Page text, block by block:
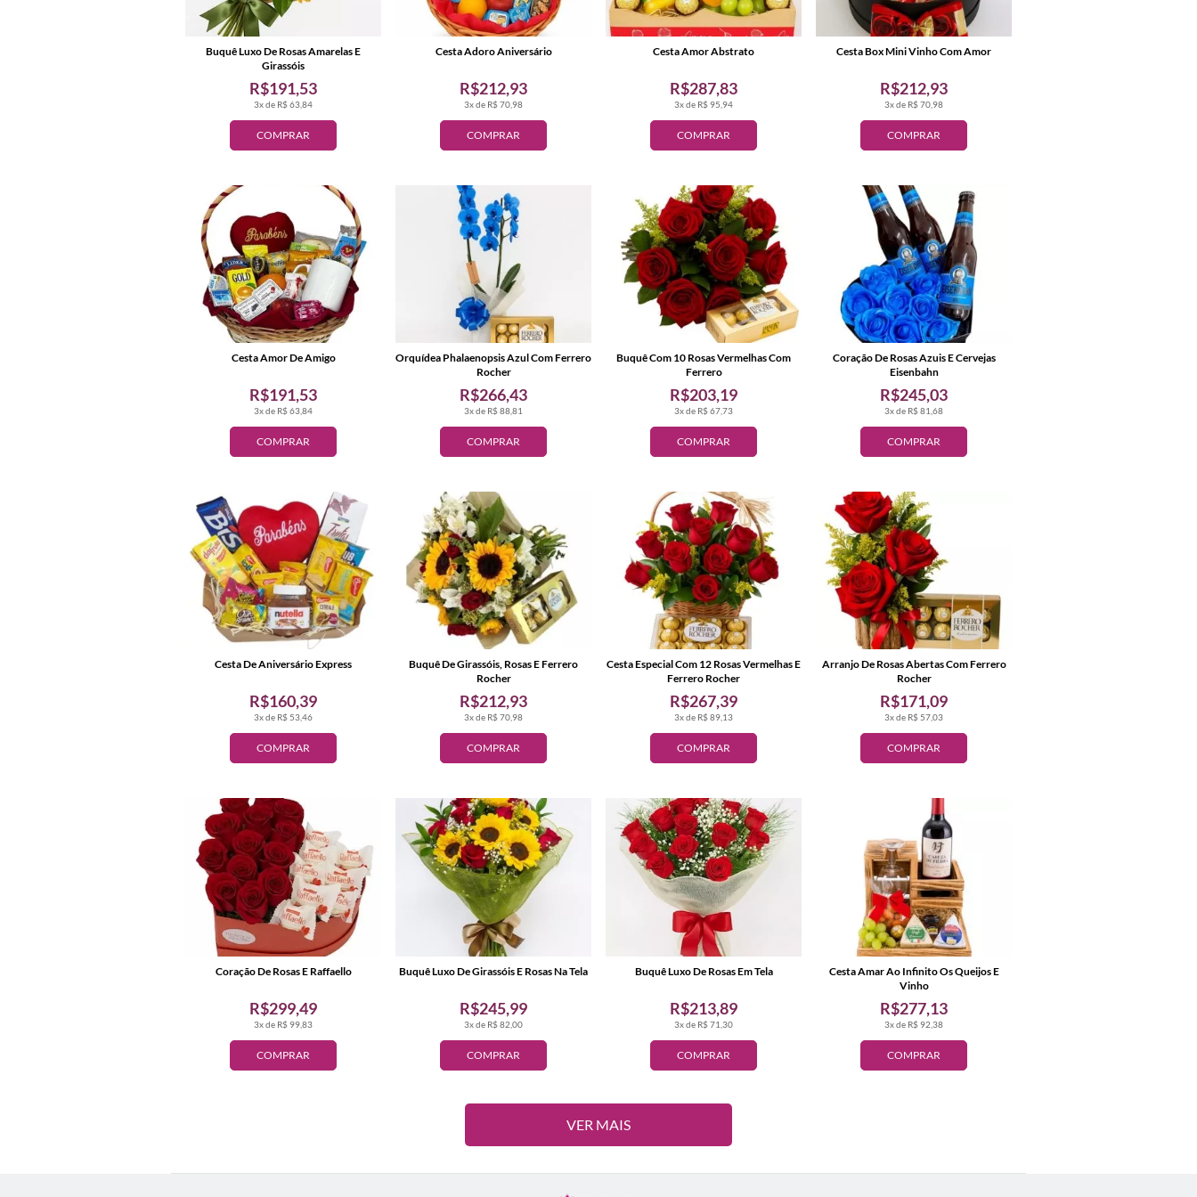
COMPRAR
3x de R$ 63,84
R$191,53
Buquê Luxo De Rosas Amarelas E
Girassóis
COMPRAR
3x de R$ 70,98
R$212,93
Cesta Adoro Aniversário
COMPRAR
3x de R$ 95,94
R$287,83
Cesta Amor Abstrato
COMPRAR
3x de R$ 70,98
R$212,93
Cesta Box Mini Vinho Com Amor
COMPRAR
3x de R$ 63,84
R$191,53
Cesta Amor De Amigo
COMPRAR
3x de R$ 88,81
R$266,43
Orquídea Phalaenopsis Azul Com Ferrero
Rocher
COMPRAR
3x de R$ 67,73
R$203,19
Buquê Com 10 Rosas Vermelhas Com
Ferrero
COMPRAR
3x de R$ 81,68
R$245,03
Coração De Rosas Azuis E Cervejas
Eisenbahn
COMPRAR
3x de R$ 53,46
R$160,39
Cesta De Aniversário Express
COMPRAR
3x de R$ 70,98
R$212,93
Buquê De Girassóis, Rosas E Ferrero
Rocher
COMPRAR
3x de R$ 89,13
R$267,39
Cesta Especial Com 12 Rosas Vermelhas E
Ferrero Rocher
COMPRAR
3x de R$ 57,03
R$171,09
Arranjo De Rosas Abertas Com Ferrero
Rocher
COMPRAR
3x de R$ 99,83
R$299,49
Coração De Rosas E Raffaello
COMPRAR
3x de R$ 82,00
R$245,99
Buquê Luxo De Girassóis E Rosas Na Tela
COMPRAR
3x de R$ 71,30
R$213,89
Buquê Luxo De Rosas Em Tela
COMPRAR
3x de R$ 92,38
R$277,13
Cesta Amar Ao Infinito Os Queijos E
Vinho
VER MAIS